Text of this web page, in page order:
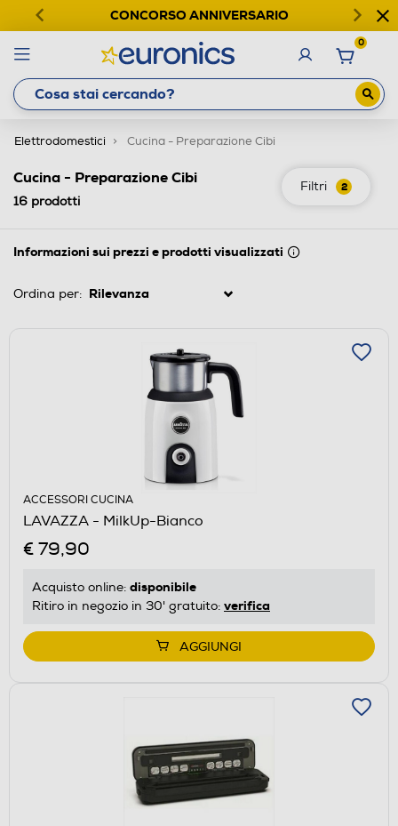
CONCORSO ANNIVERSARIO
0
Elettrodomestici Cucina - Preparazione Cibi
Filtri 2
Cucina - Preparazione Cibi
16 prodotti
Informazioni sui prezzi e prodotti visualizzati
Ordina per:
ACCESSORI CUCINA
LAVAZZA - MilkUp-Bianco
€ 79,90
Acquisto online: disponibile
Ritiro in negozio in 30' gratuito: verifica
AGGIUNGI